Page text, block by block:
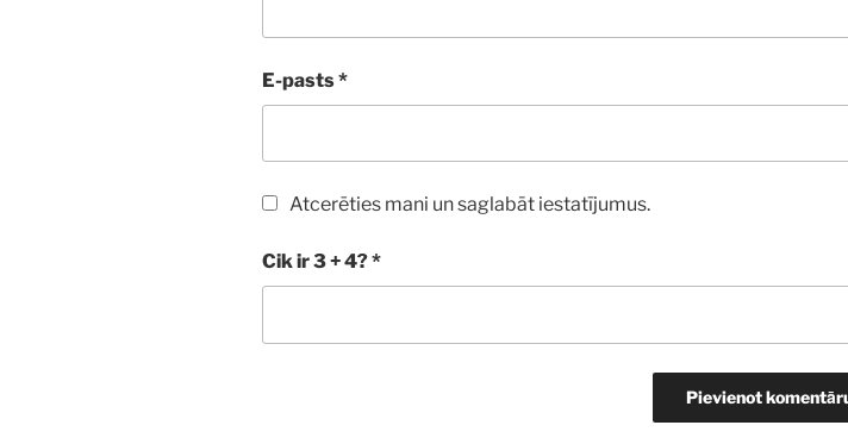
E-pasts*
Atcerēties mani un saglabāt iestatījumus.
Cik ir 3 + 4?*